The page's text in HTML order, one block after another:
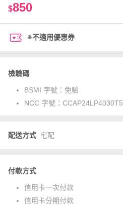
$850
※不適用優惠券
檢驗碼
BSMI 字號： 免驗
NCC 字號： CCAP24LP4030T5
配送方式 宅配
付款方式
信用卡一次付款
信用卡分期付款